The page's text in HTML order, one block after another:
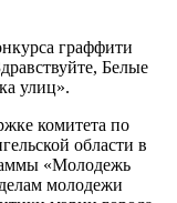
граффити
Белые
улиц».
комитета по
области в
«Молодежь
молодежи